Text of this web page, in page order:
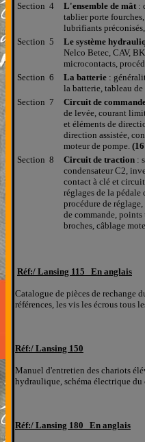
Section 4
L'ensemble de mât :
tablier porte
lubrifiants
Section 5
Le système
Nelco Betec, CAV,
microcontacts,
Section 6
La batterie :
la batterie, tableau de
Section 7
Circuit de
de levée, courant
et éléments de
direction assistée,
moteur de pompe.
Section 8
Circuit de traction :
condensateur C2,
contact à clé et
réglages de la
procédure de
de commande,
broches, câblage
Réf:/ Lansing 115 En anglais
Catalogue de pièces de rechange
références, les vis les écrous tous
Réf:/ Lansing 150
Manuel d'entretien des chariots
hydraulique, schéma électrique
Réf:/ Lansing 180 En anglais